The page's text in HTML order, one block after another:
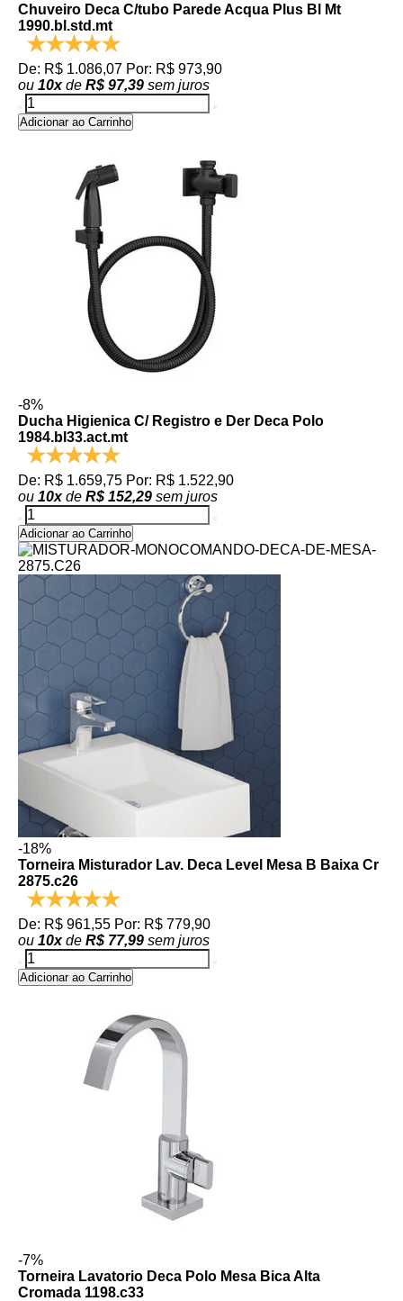
Chuveiro Deca C/tubo Parede Acqua Plus Bl Mt
1990.bl.std.mt
De: R$ 1.086,07 Por: R$ 973,90
ou 10xde R$ 97,39 sem juros
Adicionar ao Carrinho
-8%
Ducha Higienica C/ Registro e Der Deca Polo
1984.bl33.act.mt
De: R$ 1.659,75 Por: R$ 1.522,90
ou 10xde R$ 152,29 sem juros
Adicionar ao Carrinho
-18%
Torneira Misturador Lav. Deca Level Mesa B Baixa Cr
2875.c26
De: R$ 961,55 Por: R$ 779,90
ou 10xde R$ 77,99 sem juros
Adicionar ao Carrinho
-7%
Torneira Lavatorio Deca Polo Mesa Bica Alta
Cromada 1198.c33